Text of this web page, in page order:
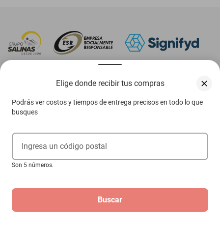
Elige donde recibir tus compras
Podrás ver costos y tiempos de entrega precisos en todo lo que
busques
Ingresa un código postal
Son 5 números.
Buscar
Ejerce tus derechos ARCO
Términos y condiciones
pueden diferir de las promociones publicadas en tienda.
navegadores